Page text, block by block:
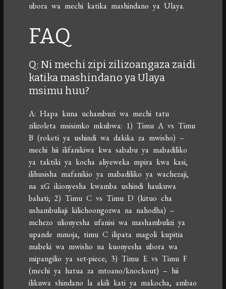
ubora wa mechi katika mashindano ya Ulaya.
FAQ
Q: Ni mechi zipi zilizoangaza zaidi
katika mashindano ya Ulaya
msimu huu?
A: Hapa kuna uchambuzi wa mechi tatu
zilizoleta msisimko mkubwa: 1) Timu A vs Timu
B (roketi ya ushindi wa dakika za mwisho) –
mechi hii ilifanikiwa kwa sababu ya mabadiliko
ya taktiki ya kocha aliyeweka mpira kwa kasi,
ilihusisha mafanikio ya mabadiliko ya wachezaji,
na xG ikionyesha kwamba ushindi haukuwa
bahati; 2) Timu C vs Timu D (kituo cha
ushambuliaji kilichoongozwa na nahodha) –
mchezo ulionyesha ufanisi wa mashambulizi ya
upande mmoja, timu C ilipata magoli kupitia
mabeki wa mwisho na kuonyesha ubora wa
mipangilio ya set-piece; 3) Timu E vs Timu F
(mechi ya hatua za mtoano/knockout) – hii
ilikuwa shindano la akili kati ya makocha, ambao